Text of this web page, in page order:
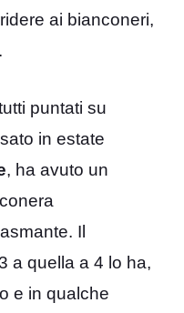
ai bianconeri,
puntati su
in estate
, ha avuto un
Il
a quella a 4 lo ha,
e in qualche